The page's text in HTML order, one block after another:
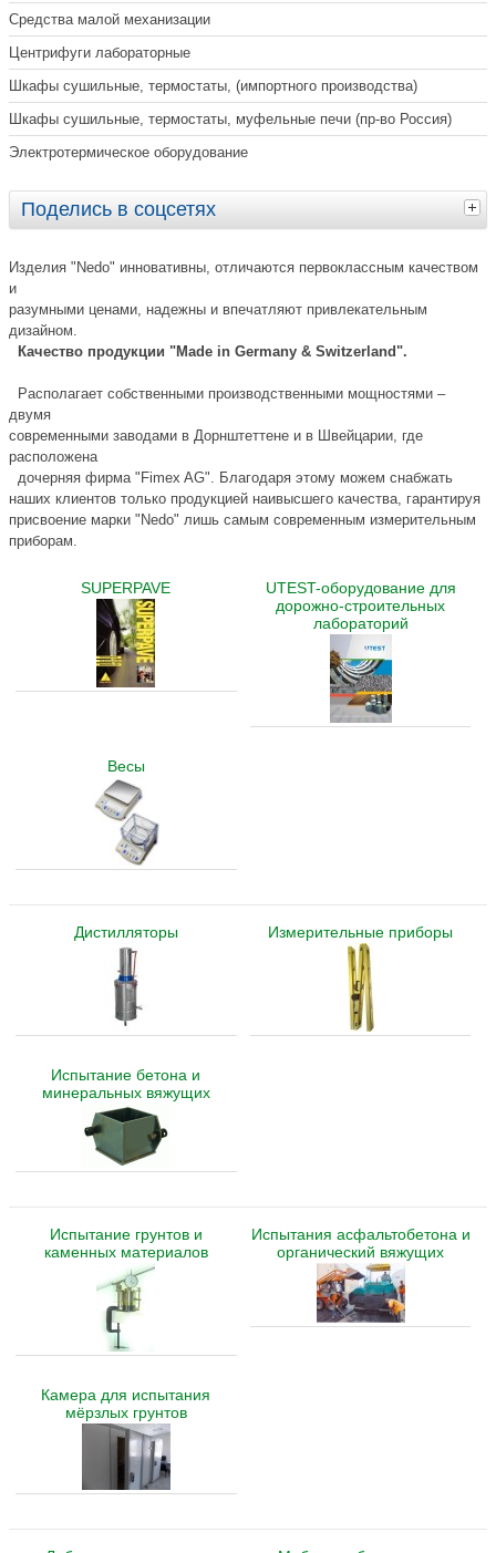
Средства малой механизации
Центрифуги лабораторные
Шкафы сушильные, термостаты, (импортного производства)
Шкафы сушильные, термостаты, муфельные печи (пр-во Россия)
Электротермическое оборудование
Поделись в соцсетях
Изделия "Nedo" инновативны, отличаются первоклассным качеством
и
разумными ценами, надежны и впечатляют привлекательным
дизайном.
Качество продукции "Made in Germany & Switzerland".
Располагает собственными производственными мощностями –
двумя
современными заводами в Дорнштеттене и в Швейцарии, где
расположена
дочерняя фирма "Fimex AG". Благодаря этому можем снабжать
наших клиентов только продукцией наивысшего качества, гарантируя
присвоение марки "Nedo" лишь самым современным измерительным
приборам.
SUPERPAVE
UTEST-оборудование для
дорожно-строительных
лабораторий
Весы
Дистилляторы Измерительные приборы
Испытание бетона и
минеральных вяжущих
Испытание грунтов и
каменных материалов
Испытания асфальтобетона и
органический вяжущих
Камера для испытания
мёрзлых грунтов